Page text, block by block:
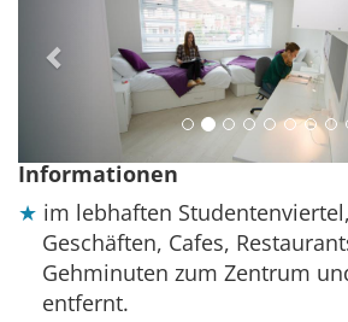
Informationen
im lebhaften
Geschäften, Cafes,
Gehminuten zum Zentrum
entfernt.